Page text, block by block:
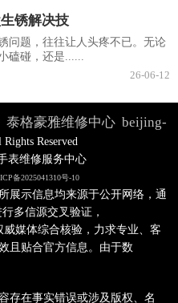
锈解决技
问题，往往让人头疼不已。无论
磕碰，还是......
26-06-12
泰格豪雅维修中心 beijing-
Reserved
表维修服务中心
备2025041310号-10
展示信息均来源于公开网络，通
多信源交叉验证，
媒体综合核验，力求专业、客
且贴合官方信息。由于数
存在事实错误或涉及版权、名